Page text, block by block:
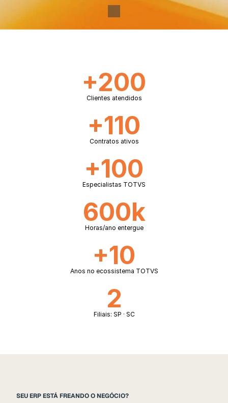
Ver nossos serviços
+200
Clientes atendidos
+110
Contratos ativos
+100
Especialistas TOTVS
600k
Horas/ano entergue
+10
Anos no ecossistema TOTVS
2
Filiais: SP · SC
SEU ERP ESTÁ FREANDO O NEGÓCIO?